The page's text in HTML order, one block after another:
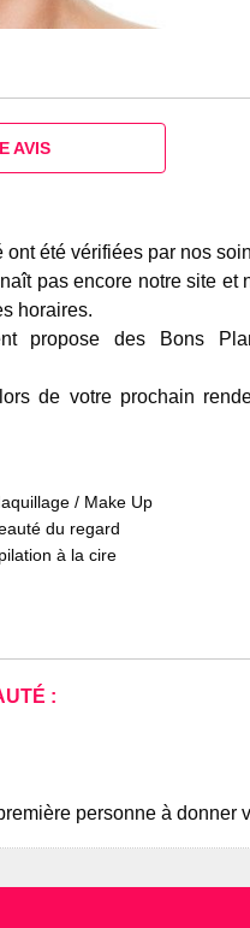
AVIS
été vérifiées par nos
pas encore notre site et
horaires.
propose des Bons
de votre prochain
/ Make Up
du regard
à la cire
:
personne à donner